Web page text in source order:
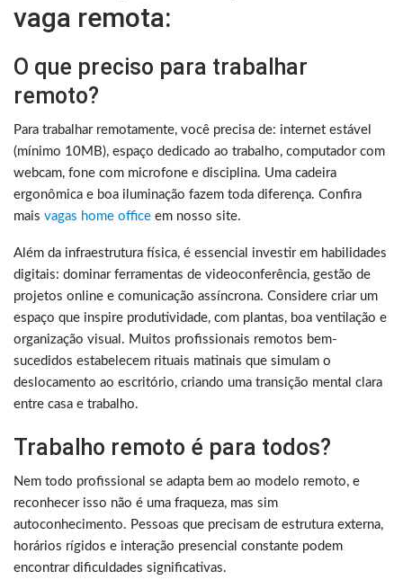
vaga remota:
O que preciso para trabalhar
remoto?
Para trabalhar remotamente, você precisa de: internet estável
(mínimo 10MB), espaço dedicado ao trabalho, computador com
webcam, fone com microfone e disciplina. Uma cadeira
ergonômica e boa iluminação fazem toda diferença. Confira
mais vagas home office em nosso site.
Além da infraestrutura física, é essencial investir em habilidades
digitais: dominar ferramentas de videoconferência, gestão de
projetos online e comunicação assíncrona. Considere criar um
espaço que inspire produtividade, com plantas, boa ventilação e
organização visual. Muitos profissionais remotos bem-
sucedidos estabelecem rituais matinais que simulam o
deslocamento ao escritório, criando uma transição mental clara
entre casa e trabalho.
Trabalho remoto é para todos?
Nem todo profissional se adapta bem ao modelo remoto, e
reconhecer isso não é uma fraqueza, mas sim
autoconhecimento. Pessoas que precisam de estrutura externa,
horários rígidos e interação presencial constante podem
encontrar dificuldades significativas.